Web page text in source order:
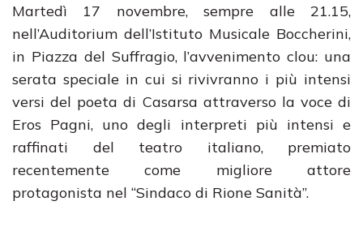
Martedì 17 novembre, sempre alle 21.15,
nell’Auditorium dell’Istituto Musicale Boccherini,
in Piazza del Suffragio, l’avvenimento clou: una
serata speciale in cui si rivivranno i più intensi
versi del poeta di Casarsa attraverso la voce di
Eros Pagni, uno degli interpreti più intensi e
raffinati del teatro italiano, premiato
recentemente come migliore attore
protagonista nel “Sindaco di Rione Sanità”.